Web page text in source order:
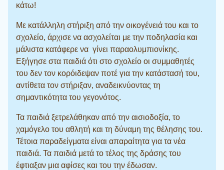
κάτω!
Με κατάλληλη στήριξη από την οικογένειά του και το
σχολείο, άρχισε να ασχολείται με την ποδηλασία και
μάλιστα κατάφερε να γίνει παραολυμπιονίκης.
Εξήγησε στα παιδιά ότι στο σχολείο οι συμμαθητές
του δεν τον κορόιδεψαν ποτέ για την κατάστασή του,
αντίθετα τον στήριξαν, αναδεικνύοντας τη
σημαντικότητα του γεγονότος.
Τα παιδιά ξετρελάθηκαν από την αισιοδοξία, το
χαμόγελο του αθλητή και τη δύναμη της θέλησης του.
Τέτοια παραδείγματα είναι απαραίτητα για τα νέα
παιδιά. Τα παιδιά μετά το τέλος της δράσης του
έφτιαξαν μια αφίσες και του την έδωσαν.